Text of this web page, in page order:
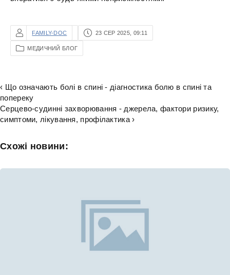
FAMILY-DOC 23 СЕР 2025, 09:11
МЕДИЧНИЙ БЛОГ
‹ Що означають болі в спині - діагностика болю в спині та
попереку
Серцево-судинні захворювання - джерела, фактори ризику,
симптоми, лікування, профілактика ›
Схожі новини: